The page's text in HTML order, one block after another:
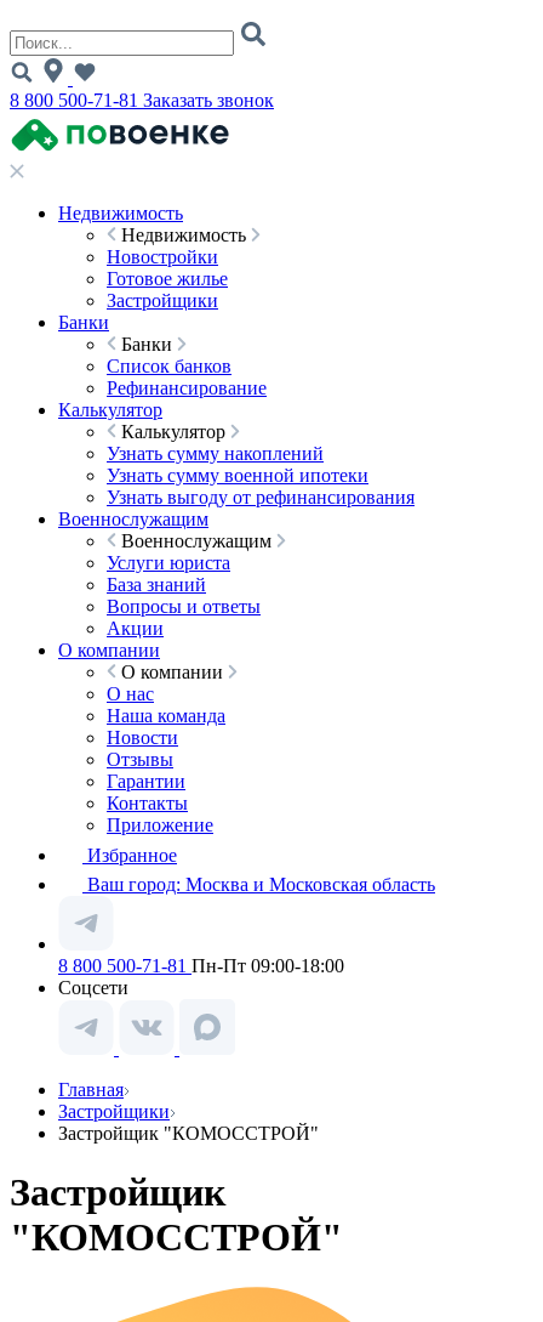
8 800 500-71-81 Заказать звонок
Недвижимость
Недвижимость
Новостройки
Готовое жилье
Застройщики
Банки
Банки
Список банков
Рефинансирование
Калькулятор
Калькулятор
Узнать сумму накоплений
Узнать сумму военной ипотеки
Узнать выгоду от рефинансирования
Военнослужащим
Военнослужащим
Услуги юриста
База знаний
Вопросы и ответы
Акции
О компании
О компании
О нас
Наша команда
Новости
Отзывы
Гарантии
Контакты
Приложение
Избранное
Ваш город: Москва и Московская область
8 800 500-71-81 Пн-Пт 09:00-18:00
Соцсети
Главная
Застройщики
Застройщик "КОМОССТРОЙ"
Застройщик
"КОМОССТРОЙ"